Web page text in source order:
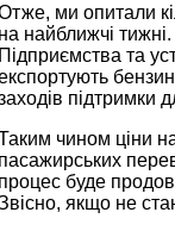
ми опитали
на найближчі
Підприємства та
підтримки
чином ціни
пасажирських
процес буде
якщо не